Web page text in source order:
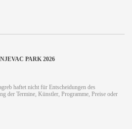
PARK 2026
haftet nicht für Entscheidungen des
der Termine, Künstler, Programme, Preise oder